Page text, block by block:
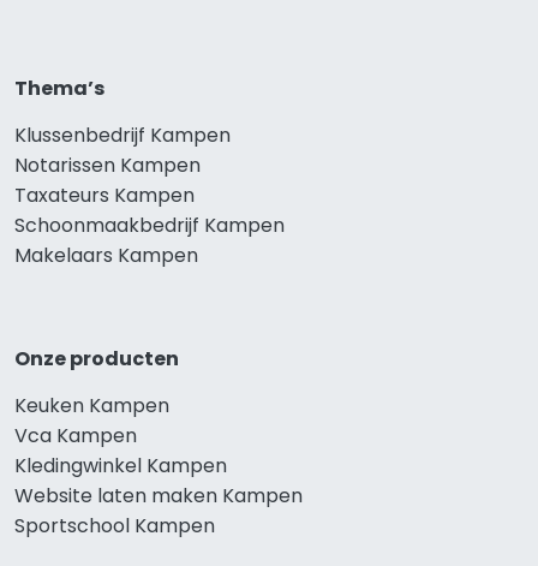
Thema’s
Klussenbedrijf Kampen
Notarissen Kampen
Taxateurs Kampen
Schoonmaakbedrijf Kampen
Makelaars Kampen
Onze producten
Keuken Kampen
Vca Kampen
Kledingwinkel Kampen
Website laten maken Kampen
Sportschool Kampen